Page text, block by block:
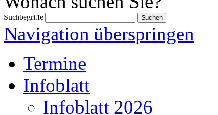
Suchbegriffe
Navigation überspringen
Termine
Infoblatt
Infoblatt 2026